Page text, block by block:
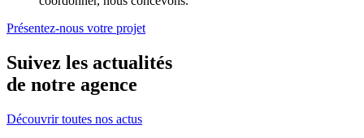
Présentez-nous votre projet
Suivez les actualités
de notre agence
Découvrir toutes nos actus